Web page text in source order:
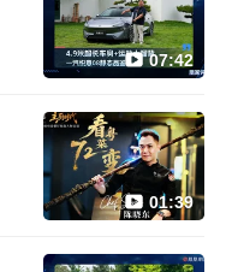
07:42
01:39